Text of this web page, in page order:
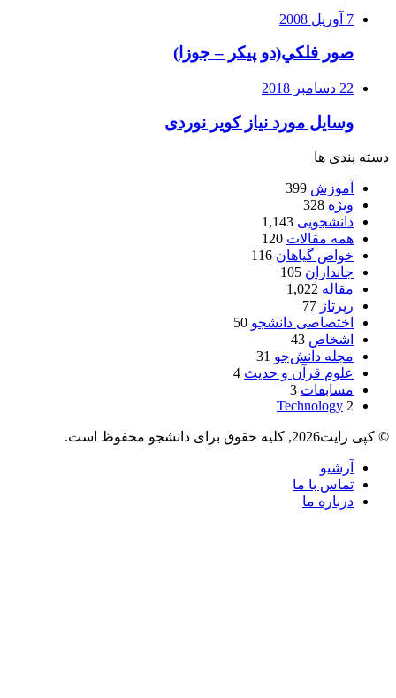
7 آوریل 2008
صور فلكي(دو پیکر – جوزا)
22 دسامبر 2018
وسایل مورد نیاز کویر نوردی
دسته بندی ها
آموزش 399
ویژه 328
دانشجویی 1,143
همه مقالات 120
خواص گیاهان 116
جانداران 105
مقاله 1,022
رپرتاژ 77
اختصاصی دانشجو 50
اشخاص 43
مجله دانش‌جو 31
علوم قرآن و حدیث 4
مسابقات 3
Technology 2
© کپی رایت2026, کلیه حقوق برای دانشجو محفوظ است.
آرشیو
تماس با ما
درباره ما